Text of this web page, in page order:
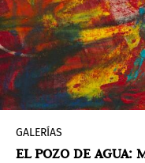
GALERÍAS
EL POZO DE AGUA: